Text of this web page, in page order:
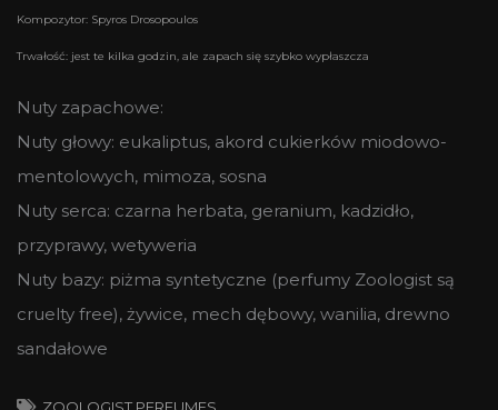
Kompozytor: Spyros Drosopoulos
Trwałość: jest te kilka godzin, ale zapach się szybko wypłaszcza
Nuty zapachowe:
Nuty głowy: eukaliptus, akord cukierków miodowo-
mentolowych, mimoza, sosna
Nuty serca: czarna herbata, geranium, kadzidło,
przyprawy, wetyweria
Nuty bazy: piżma syntetyczne (perfumy Zoologist są
cruelty free), żywice, mech dębowy, wanilia, drewno
sandałowe